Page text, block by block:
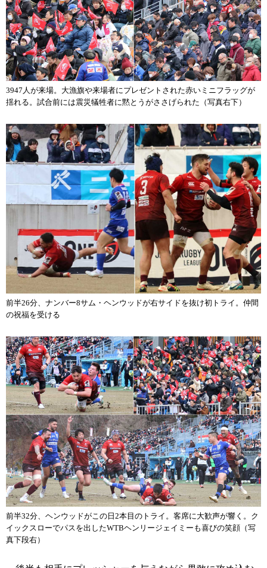
3947人が来場。大漁旗や来場者にプレゼントされた赤いミニフラッグが
揺れる。試合前には震災犠牲者に黙とうがささげられた（写真右下）
前半26分、ナンバー8サム・ヘンウッドが右サイドを抜け初トライ。仲間
の祝福を受ける
前半32分、ヘンウッドがこの日2本目のトライ。客席に大歓声が響く。ク
イックスローでパスを出したWTBヘンリージェイミーも喜びの笑顔（写
真下段右）